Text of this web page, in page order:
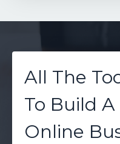
All The
To Build
Online